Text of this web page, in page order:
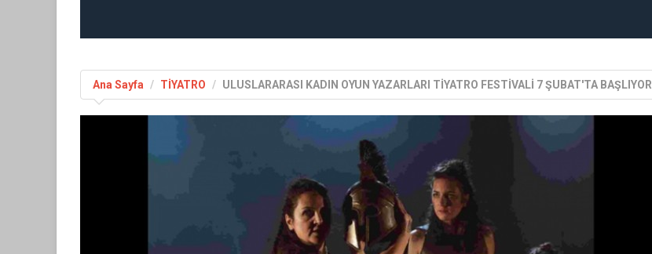
Ana Sayfa TİYATRO ULUSLARARASI KADIN OYUN YAZARLARI TİYATRO FESTİVALİ 7 ŞUBAT'TA BAŞLIYOR